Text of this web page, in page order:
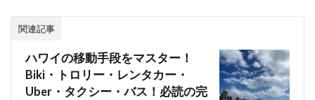
関連記事
ハワイの移動手段をマスター！
Biki・トロリー・レンタカー・
Uber・タクシー・バス！必読の完